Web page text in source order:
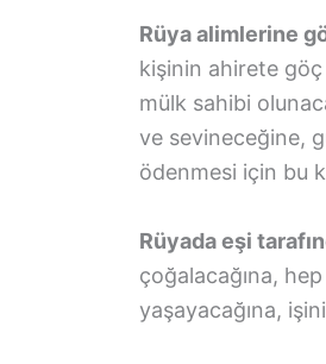
Rüya alimlerine
kişinin ahirete
mülk sahibi
ve sevineceğine,
ödenmesi için bu
Rüyada eşi
çoğalacağına,
yaşayacağına,